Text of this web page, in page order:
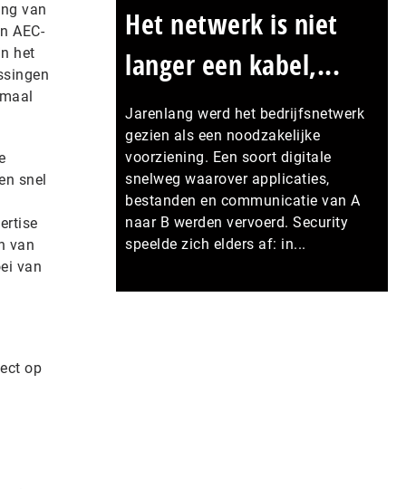
van
AEC-
het
snel
van
van
op
Het netwerk is niet
langer een kabel,...
Jarenlang werd het bedrijfsnetwerk
gezien als een noodzakelijke
voorziening. Een soort digitale
snelweg waarover applicaties,
bestanden en communicatie van A
naar B werden vervoerd. Security
speelde zich elders af: in...